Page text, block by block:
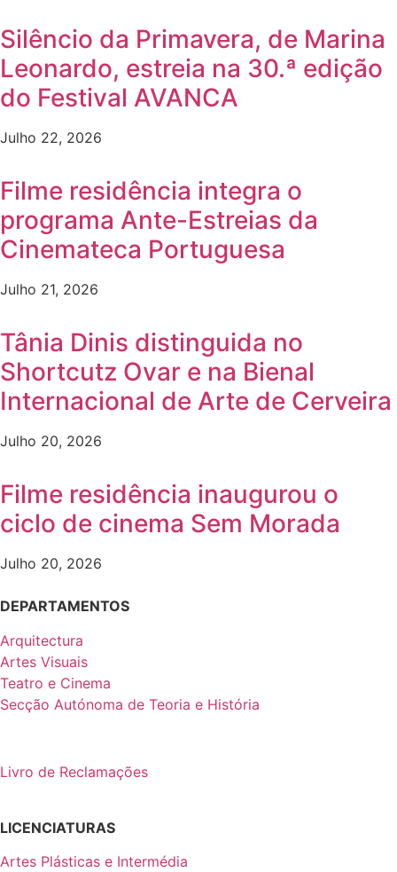
Silêncio da Primavera, de Marina
Leonardo, estreia na 30.ª edição
do Festival AVANCA
Julho 22, 2026
Filme residência integra o
programa Ante-Estreias da
Cinemateca Portuguesa
Julho 21, 2026
Tânia Dinis distinguida no
Shortcutz Ovar e na Bienal
Internacional de Arte de Cerveira
Julho 20, 2026
Filme residência inaugurou o
ciclo de cinema Sem Morada
Julho 20, 2026
DEPARTAMENTOS
Arquitectura
Artes Visuais
Teatro e Cinema
Secção Autónoma de Teoria e História
Livro de Reclamações
LICENCIATURAS
Artes Plásticas e Intermédia